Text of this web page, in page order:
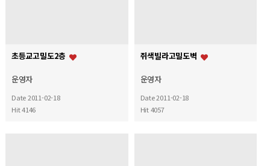
초등교고밀도2층
운영자
Date 2011-02-18
Hit 4146
쥐색빌라고밀도벽
운영자
Date 2011-02-18
Hit 4057